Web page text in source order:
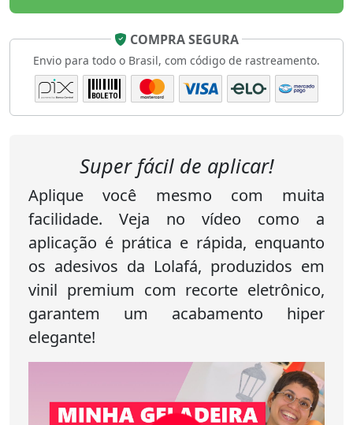
COMPRA SEGURA
Envio para todo o Brasil, com código de rastreamento.
Super fácil de aplicar!
Aplique você mesmo com muita
facilidade. Veja no vídeo como a
aplicação é prática e rápida, enquanto
os adesivos da Lolafá, produzidos em
vinil premium com recorte eletrônico,
garantem um acabamento hiper
elegante!